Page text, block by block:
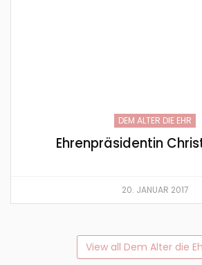
DEM ALTER DIE EHR
Ehrenpräsidentin
20. JANUAR 2017
View all Dem Alter die